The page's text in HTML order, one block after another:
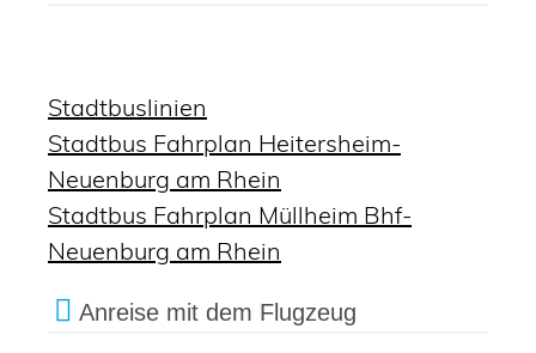
Stadtbuslinien
Stadtbus Fahrplan Heitersheim-
Neuenburg am Rhein
Stadtbus Fahrplan Müllheim Bhf-
Neuenburg am Rhein
Anreise mit dem Flugzeug